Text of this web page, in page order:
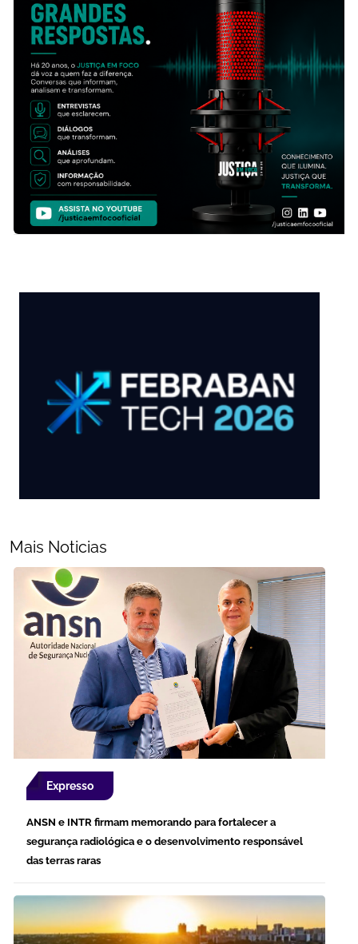
Mais Noticias
Expresso
ANSN e INTR firmam memorando para fortalecer a
segurança radiológica e o desenvolvimento responsável
das terras raras